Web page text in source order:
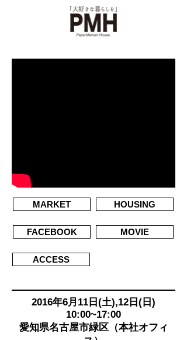
MARKET HOUSING
FACEBOOK MOVIE
ACCESS
2016年6月11日(土),12日(日)
10:00~17:00
愛知県名古屋市緑区（本社オフィ